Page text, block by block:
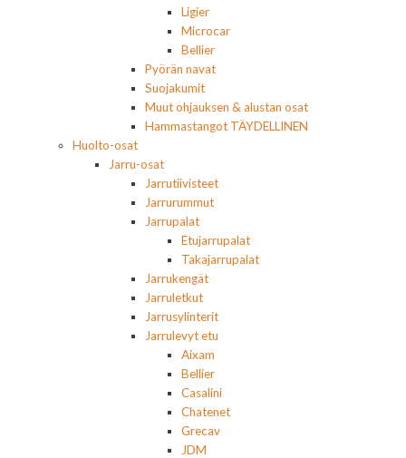
Ligier
Microcar
Bellier
Pyörän navat
Suojakumit
Muut ohjauksen & alustan osat
Hammastangot TÄYDELLINEN
Huolto-osat
Jarru-osat
Jarrutiivisteet
Jarrurummut
Jarrupalat
Etujarrupalat
Takajarrupalat
Jarrukengät
Jarruletkut
Jarrusylinterit
Jarrulevyt etu
Aixam
Bellier
Casalini
Chatenet
Grecav
JDM